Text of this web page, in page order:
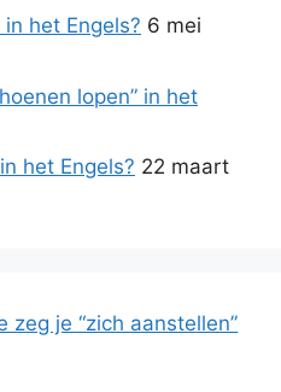
in het Engels? 6 mei
lopen” in het
het Engels? 22 maart
zeg je “zich aanstellen”